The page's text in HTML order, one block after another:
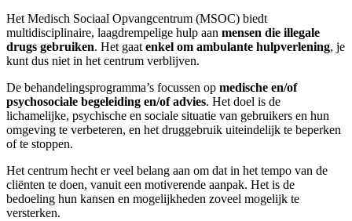
Het Medisch Sociaal Opvangcentrum (MSOC) biedt
multidisciplinaire, laagdrempelige hulp aan mensen die illegale
drugs gebruiken. Het gaatenkel om ambulante hulpverlening, je
kunt dus niet in het centrum verblijven.
De behandelingsprogramma’s focussen op medische en/of
psychosociale begeleiding en/of advies. Het doel is de
lichamelijke, psychische en sociale situatie van gebruikers en hun
omgeving te verbeteren, en het druggebruik uiteindelijk te beperken
of te stoppen.
Het centrum hecht er veel belang aan om dat in het tempo van de
cliënten te doen, vanuit een motiverende aanpak. Het is de
bedoeling hun kansen en mogelijkheden zoveel mogelijk te
versterken.